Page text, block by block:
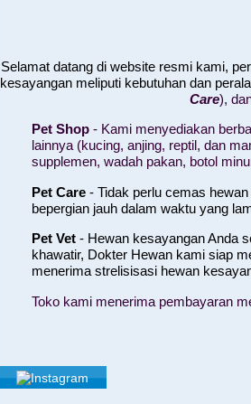
Selamat datang di website resmi kami,
kesayangan meliputi kebutuhan dan
Care),
Pet Shop - Kami menyediakan
lainnya (kucing, anjing, reptil, dan
supplemen, wadah pakan, botol
Pet Care - Tidak perlu cemas
bepergian jauh dalam waktu yang
Pet Vet - Hewan kesayangan Anda
khawatir, Dokter Hewan kami siap
menerima strelisisasi hewan
Toko kami menerima pembayaran